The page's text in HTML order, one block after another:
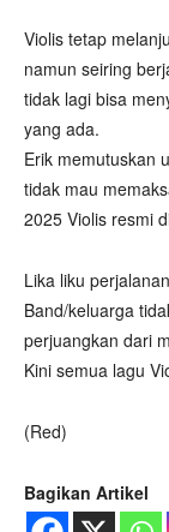
Violis tetap
namun seiring
tidak lagi bisa
yang ada.
Erik memutuskan
tidak mau
2025 Violis resmi
Lika liku
Band/keluarga
perjuangkan dari
Kini semua lagu
(Red)
Bagikan Artikel